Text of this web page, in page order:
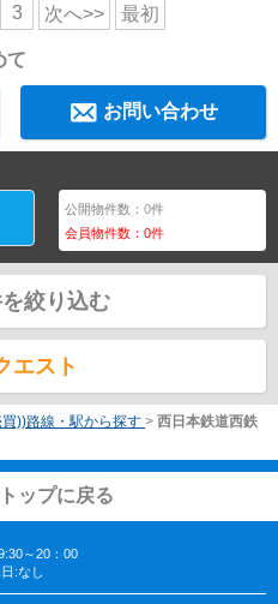
3 次へ>> 最初
て
お問い合わせ
公開物件数：0件
会員物件数：0件
絞り込む
エスト
))路線・駅から探す > 西日本鉄道西鉄
ップに戻る
～20：00
:なし